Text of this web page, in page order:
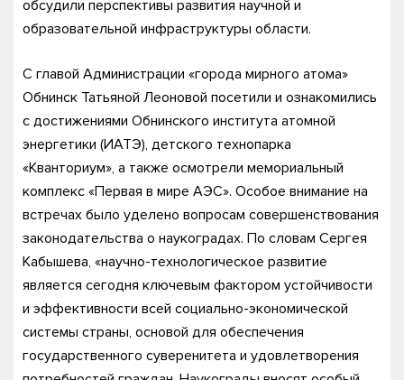
обсудили перспективы развития научной и
образовательной инфраструктуры области.
С главой Администрации «города мирного атома»
Обнинск Татьяной Леоновой посетили и ознакомились
с достижениями Обнинского института атомной
энергетики (ИАТЭ), детского технопарка
«Кванториум», а также осмотрели мемориальный
комплекс «Первая в мире АЭС». Особое внимание на
встречах было уделено вопросам совершенствования
законодательства о наукоградах. По словам Сергея
Кабышева, «научно-технологическое развитие
является сегодня ключевым фактором устойчивости
и эффективности всей социально-экономической
системы страны, основой для обеспечения
государственного суверенитета и удовлетворения